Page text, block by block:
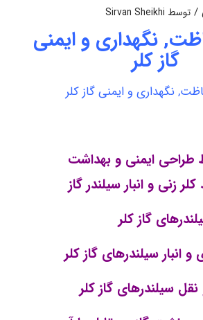
/ توسط Sirvan Sheikhi
نگهداری و ایمنی
گاز کلر
نگهداری و ایمنی گاز کلر
طراحی ایمنی و بهداشت
زنی و انبار سیلندر گاز
گاز کلر
انبار سیلندرهای گاز کلر
سیلندرهای گاز کلر